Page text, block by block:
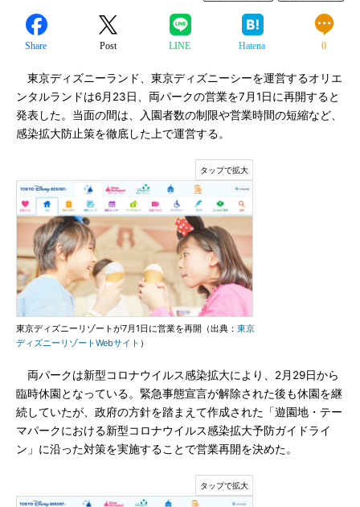
Share Post LINE Hatena 0
東京ディズニーランド、東京ディズニーシーを運営するオリエ
ンタルランドは6月23日、両パークの営業を7月1日に再開すると
発表した。当面の間は、入園者数の制限や営業時間の短縮など、
感染拡大防止策を徹底した上で運営する。
東京ディズニーリゾートが7月1日に営業を再開（出典： 東京
ディズニーリゾートWebサイト ）
両パークは新型コロナウイルス感染拡大により、2月29日から
臨時休園となっている。緊急事態宣言が解除された後も休園を継
続していたが、政府の方針を踏まえて作成された「遊園地・テー
マパークにおける新型コロナウイルス感染拡大予防ガイドライ
ン」に沿った対策を実施することで営業再開を決めた。